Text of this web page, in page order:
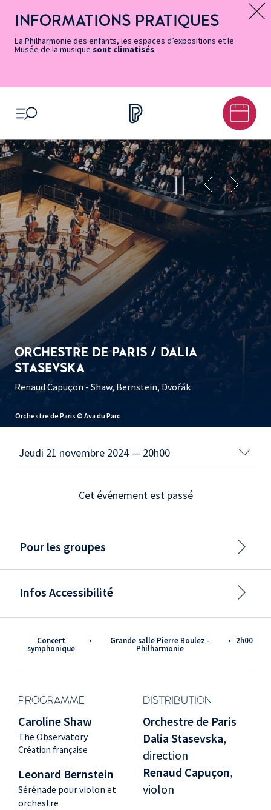
page
Accessibilité
accès
rapides
principal
contenu
principal
page
Message d’information
INFORMATIONS PRATIQUES
La Philharmonie des enfants, les espaces d’expositions et le
Musée de la musique sont climatisés.
OUVRIR LE MENU
Orchestre de Paris © Ava du Parc
ORCHESTRE DE PARIS / DALIA
STASEVSKA
Renaud Capuçon - Shaw, Bernstein, Dvořák
Concert
symphonique
• Grande salle Pierre Boulez -
Philharmonie
• 2h00
PROGRAMME DISTRIBUTION
Caroline Shaw
The Observatory
Création française
Leonard Bernstein
Sérénade pour violon et
orchestre
Orchestre de Paris
Dalia Stasevska,
direction
Renaud Capuçon,
violon
Cet événement est passé
Pour les groupes
Infos Accessibilité